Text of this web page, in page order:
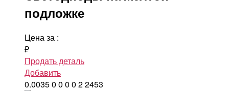
подложке
Цена за :
₽
Продать деталь
Добавить
0.00350 0 0 0 22453